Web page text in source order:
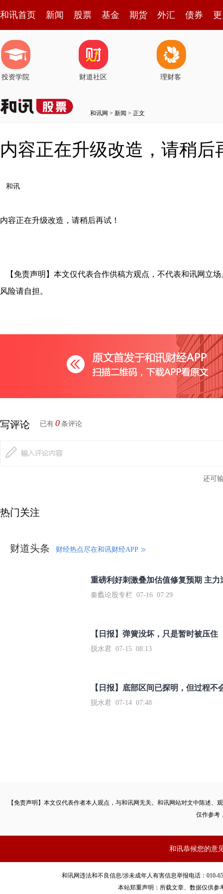
和讯首页 新闻 股票 基金 期货 外汇 债券
投资学院 财道社区 理财客
和讯网 > 新闻 > 正文
内容正在升级改造，请稍后
和讯
内容正在升级改造，请稍后再试！
【免责声明】本文仅代表合作供稿方观点，不代表和讯网立
风险请自担。
写评论 已有 0 条评论
还可
热门关注
财道头条 财经热点尽在和讯财经APP
秦蠡论股专栏 07-16 07:29
【日报】弹簧没坏，只是暂时被压住
脱水君 07-15 08:13
【日报】底部区间已探明，但过程不
脱水君 07-14 07:48
【免责声明】本文仅代表作者本人观点，与和讯网无关。和讯网站对文中陈述
仅作参考
和讯恭候您的意
和讯网违法和不良信息/涉未成年人有害信息举报电话：010-
本站郑重声明：所载文章、数据仅供参